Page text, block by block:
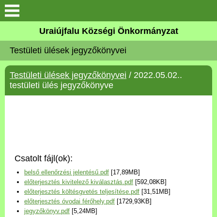
Köszöntő
Elérhetőségek
Uraiújfalu
Választási információk
Versenyképes Járások
Program
Uraiújfalu Községi Önkormányzat
Testületi ülések jegyzőkönyvei
Testületi ülések jegyzőkönyvei / 2022.05.02..
testületi ülés jegyzőkönyve
Csatolt fájl(ok):
belső ellenőrzési jelentésű.pdf [17,89MB]
előterjesztés kivitelező kiválasztás.pdf [592,08KB]
előterjesztés költésgvetés teljesítése.pdf [31,51MB]
előterjesztés óvodai férőhely.pdf [1729,93KB]
jegyzőkönyv.pdf [5,24MB]